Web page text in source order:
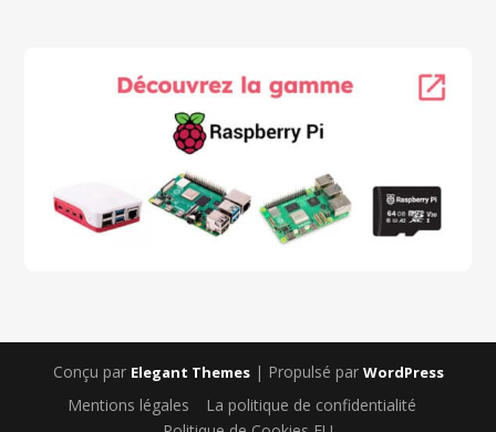
Conçu par Elegant Themes| Propulsé par WordPress
Mentions légales
La politique de confidentialité